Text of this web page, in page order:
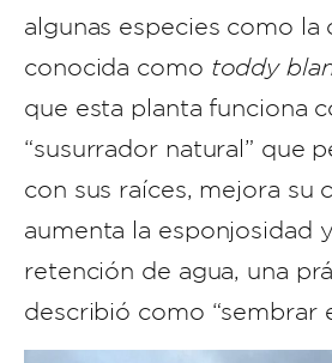
algunas especies como la
conocida como toddy
que esta planta funciona
“susurrador natural” que
con sus raíces, mejora su
aumenta la esponjosidad
retención de agua, una
describió como “sembrar